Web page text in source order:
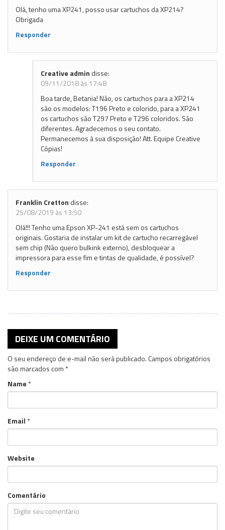
Olá, tenho uma XP241, posso usar cartuchos da XP214?
Obrigada
Responder
Creative admin disse:
09/11/2018 às 17:48
Boa tarde, Betania! Não, os cartuchos para a XP214
são os modelos: T196 Preto e colorido, para a XP241
os cartuchos são T297 Preto e T296 coloridos. São
diferentes. Agradecemos o seu contato.
Permanecemos à sua disposição! Att. Equipe Creative
Cópias!
Responder
Franklin Cretton disse:
25/08/2019 às 13:50
Olá!!! Tenho uma Epson XP-241 está sem os cartuchos
originais. Gostaria de instalar um kit de cartucho recarregável
sem chip (Não quero bulkink externo), desbloquear a
impressora para esse fim e tintas de qualidade, é possível?
Responder
DEIXE UM COMENTÁRIO
O seu endereço de e-mail não será publicado. Campos obrigatórios
são marcados com *
Name *
Email *
Website
Comentário